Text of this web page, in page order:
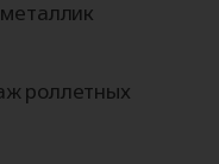
роллетных